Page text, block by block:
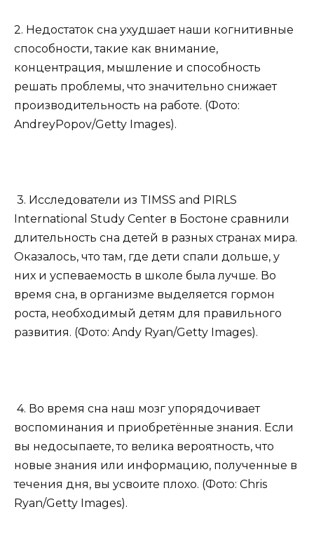
2. Недостаток сна ухудшает наши когнитивные
способности, такие как внимание,
концентрация, мышление и способность
решать проблемы, что значительно снижает
производительность на работе. (Фото:
AndreyPopov/Getty Images).
3. Исследователи из TIMSS and PIRLS
International Study Center в Бостоне сравнили
длительность сна детей в разных странах мира.
Оказалось, что там, где дети спали дольше, у
них и успеваемость в школе была лучше. Во
время сна, в организме выделяется гормон
роста, необходимый детям для правильного
развития. (Фото: Andy Ryan/Getty Images).
4. Во время сна наш мозг упорядочивает
воспоминания и приобретённые знания. Если
вы недосыпаете, то велика вероятность, что
новые знания или информацию, полученные в
течения дня, вы усвоите плохо. (Фото: Chris
Ryan/Getty Images).